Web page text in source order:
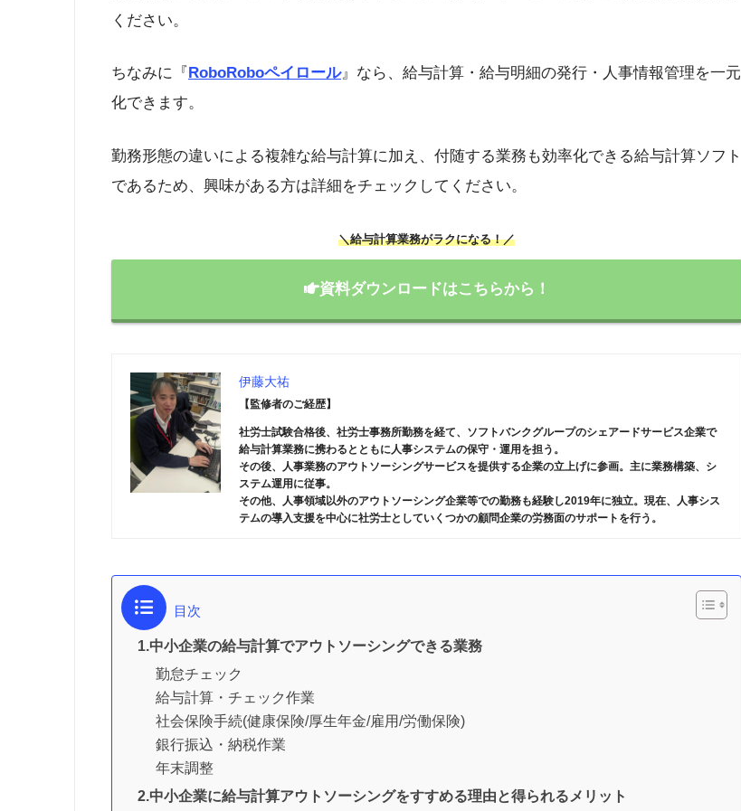
ください。
ちなみに『 RoboRoboペイロール』なら、給与計算・給与明細の発行・人事情報管理を一元
化できます。
勤務形態の違いによる複雑な給与計算に加え、付随する業務も効率化できる給与計算ソフト
であるため、興味がある方は詳細をチェックしてください。
＼給与計算業務がラクになる！／
資料ダウンロードはこちらから！
伊藤大祐
【監修者のご経歴】
社労士試験合格後、社労士事務所勤務を経て、ソフトバンクグループのシェアードサービス企業で
給与計算業務に携わるとともに人事システムの保守・運用を担う。
その後、人事業務のアウトソーシングサービスを提供する企業の立上げに参画。主に業務構築、シ
ステム運用に従事。
その他、人事領域以外のアウトソーシング企業等での勤務も経験し2019年に独立。現在、人事シス
テムの導入支援を中心に社労士としていくつかの顧問企業の労務面のサポートを行う。
目次
1.中小企業の給与計算でアウトソーシングできる業務
勤怠チェック
給与計算・チェック作業
社会保険手続(健康保険/厚生年金/雇用/労働保険)
銀行振込・納税作業
年末調整
2.中小企業に給与計算アウトソーシングをすすめる理由と得られるメリット